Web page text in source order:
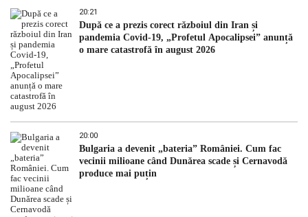
20:21
După ce a prezis corect războiul din Iran și
pandemia Covid-19, „Profetul Apocalipsei” anunță
o mare catastrofă în august 2026
20:00
Bulgaria a devenit „bateria” României. Cum fac
vecinii milioane când Dunărea scade și Cernavodă
produce mai puțin